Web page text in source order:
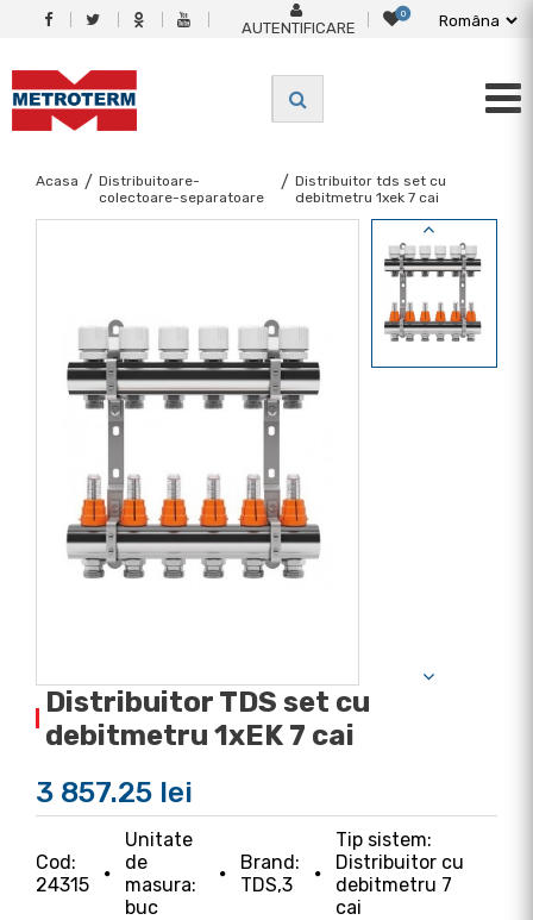
AUTENTIFICARE
0
Acasa / Distribuitoare-
colectoare-separatoare
/ Distribuitor tds set cu
debitmetru 1xek 7 cai
Distribuitor TDS set cu
debitmetru 1xEK 7 cai
3 857.25 lei
Cod:
24315
Unitate
de
masura:
buc
Brand:
TDS,3
Tip sistem:
Distribuitor cu
debitmetru 7
cai